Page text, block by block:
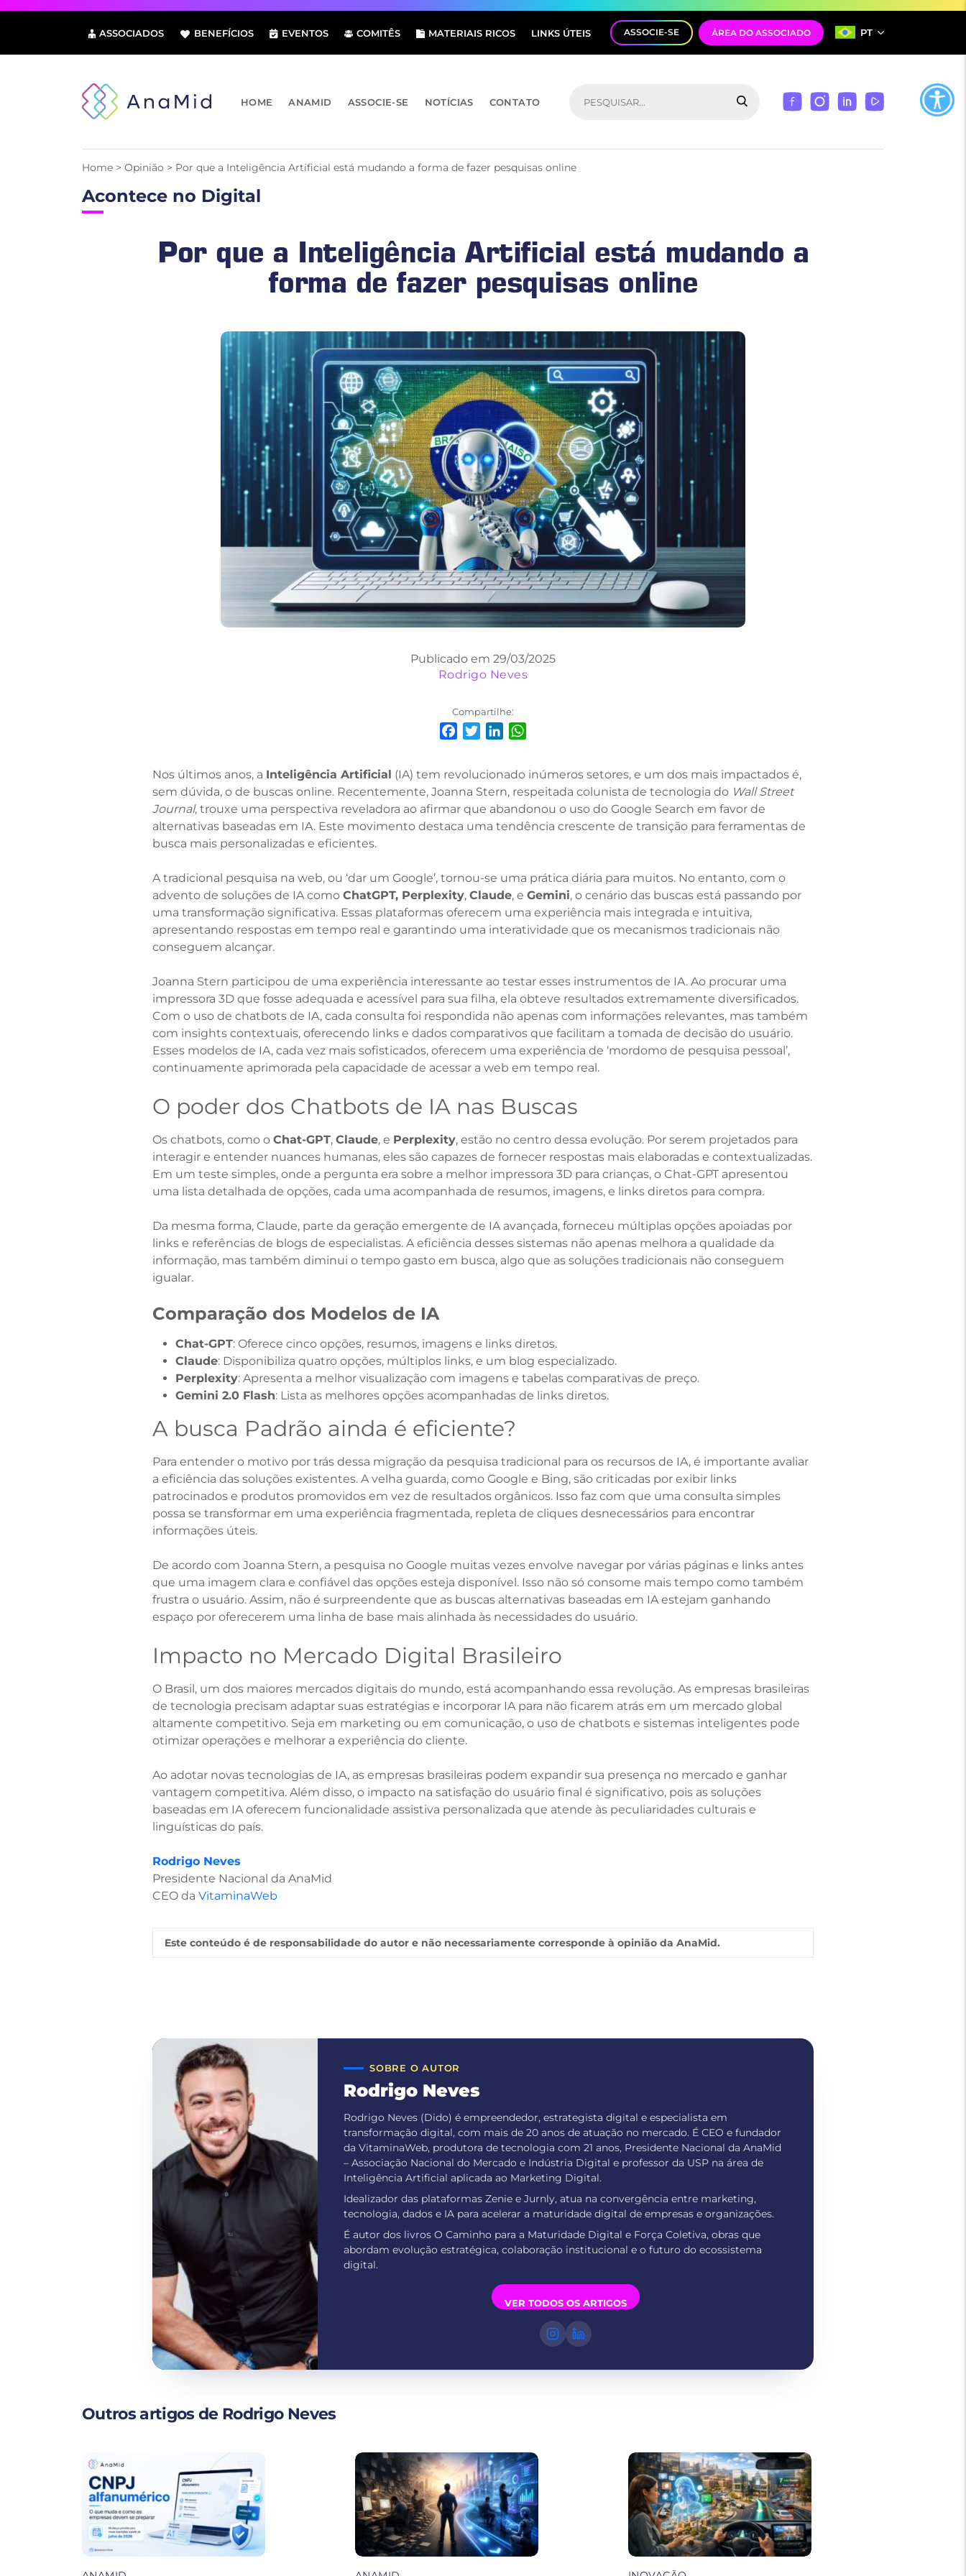
Pular
conteúdo
ASSOCIADOS BENEFÍCIOS EVENTOS COMITÊS MATERIAIS RICOS LINKS ÚTEIS ASSOCIE-SE ÁREA DO ASSOCIADO PT
HOME ANAMID ASSOCIE-SE NOTÍCIAS CONTATO
Home > Opinião > Por que a Inteligência Artificial está mudando a forma de fazer pesquisas online
Acontece no Digital
Por que a Inteligência Artificial está mudando a
forma de fazer pesquisas online
Publicado em 29/03/2025
Rodrigo Neves
Compartilhe:
Nos últimos anos, a Inteligência Artificial (IA) tem revolucionado inúmeros setores, e um dos mais impactados é,
sem dúvida, o de buscas online. Recentemente, Joanna Stern, respeitada colunista de tecnologia do Wall Street
Journal, trouxe uma perspectiva reveladora ao afirmar que abandonou o uso do Google Search em favor de
alternativas baseadas em IA. Este movimento destaca uma tendência crescente de transição para ferramentas de
busca mais personalizadas e eficientes.
A tradicional pesquisa na web, ou ‘dar um Google’, tornou-se uma prática diária para muitos. No entanto, com o
advento de soluções de IA como ChatGPT, Perplexity, Claude, e Gemini, o cenário das buscas está passando por
uma transformação significativa. Essas plataformas oferecem uma experiência mais integrada e intuitiva,
apresentando respostas em tempo real e garantindo uma interatividade que os mecanismos tradicionais não
conseguem alcançar.
Joanna Stern participou de uma experiência interessante ao testar esses instrumentos de IA. Ao procurar uma
impressora 3D que fosse adequada e acessível para sua filha, ela obteve resultados extremamente diversificados.
Com o uso de chatbots de IA, cada consulta foi respondida não apenas com informações relevantes, mas também
com insights contextuais, oferecendo links e dados comparativos que facilitam a tomada de decisão do usuário.
Esses modelos de IA, cada vez mais sofisticados, oferecem uma experiência de ‘mordomo de pesquisa pessoal’,
continuamente aprimorada pela capacidade de acessar a web em tempo real.
O poder dos Chatbots de IA nas Buscas
Os chatbots, como o Chat-GPT, Claude, e Perplexity, estão no centro dessa evolução. Por serem projetados para
interagir e entender nuances humanas, eles são capazes de fornecer respostas mais elaboradas e contextualizadas.
Em um teste simples, onde a pergunta era sobre a melhor impressora 3D para crianças, o Chat-GPT apresentou
uma lista detalhada de opções, cada uma acompanhada de resumos, imagens, e links diretos para compra.
Da mesma forma, Claude, parte da geração emergente de IA avançada, forneceu múltiplas opções apoiadas por
links e referências de blogs de especialistas. A eficiência desses sistemas não apenas melhora a qualidade da
informação, mas também diminui o tempo gasto em busca, algo que as soluções tradicionais não conseguem
igualar.
Comparação dos Modelos de IA
Chat-GPT: Oferece cinco opções, resumos, imagens e links diretos.
Claude: Disponibiliza quatro opções, múltiplos links, e um blog especializado.
Perplexity: Apresenta a melhor visualização com imagens e tabelas comparativas de preço.
Gemini 2.0 Flash: Lista as melhores opções acompanhadas de links diretos.
A busca Padrão ainda é eficiente?
Para entender o motivo por trás dessa migração da pesquisa tradicional para os recursos de IA, é importante avaliar
a eficiência das soluções existentes. A velha guarda, como Google e Bing, são criticadas por exibir links
patrocinados e produtos promovidos em vez de resultados orgânicos. Isso faz com que uma consulta simples
possa se transformar em uma experiência fragmentada, repleta de cliques desnecessários para encontrar
informações úteis.
De acordo com Joanna Stern, a pesquisa no Google muitas vezes envolve navegar por várias páginas e links antes
que uma imagem clara e confiável das opções esteja disponível. Isso não só consome mais tempo como também
frustra o usuário. Assim, não é surpreendente que as buscas alternativas baseadas em IA estejam ganhando
espaço por oferecerem uma linha de base mais alinhada às necessidades do usuário.
Impacto no Mercado Digital Brasileiro
O Brasil, um dos maiores mercados digitais do mundo, está acompanhando essa revolução. As empresas brasileiras
de tecnologia precisam adaptar suas estratégias e incorporar IA para não ficarem atrás em um mercado global
altamente competitivo. Seja em marketing ou em comunicação, o uso de chatbots e sistemas inteligentes pode
otimizar operações e melhorar a experiência do cliente.
Ao adotar novas tecnologias de IA, as empresas brasileiras podem expandir sua presença no mercado e ganhar
vantagem competitiva. Além disso, o impacto na satisfação do usuário final é significativo, pois as soluções
baseadas em IA oferecem funcionalidade assistiva personalizada que atende às peculiaridades culturais e
linguísticas do país.
Rodrigo Neves
Presidente Nacional da AnaMid
CEO da VitaminaWeb
Este conteúdo é de responsabilidade do autor e não necessariamente corresponde à opinião da AnaMid.
SOBRE O AUTOR
Rodrigo Neves
Rodrigo Neves (Dido) é empreendedor, estrategista digital e especialista em
transformação digital, com mais de 20 anos de atuação no mercado. É CEO e fundador
da VitaminaWeb, produtora de tecnologia com 21 anos, Presidente Nacional da AnaMid
– Associação Nacional do Mercado e Indústria Digital e professor da USP na área de
Inteligência Artificial aplicada ao Marketing Digital.
Idealizador das plataformas Zenie e Jurnly, atua na convergência entre marketing,
tecnologia, dados e IA para acelerar a maturidade digital de empresas e organizações.
É autor dos livros O Caminho para a Maturidade Digital e Força Coletiva, obras que
abordam evolução estratégica, colaboração institucional e o futuro do ecossistema
digital.
VER TODOS OS ARTIGOS
Outros artigos de Rodrigo Neves